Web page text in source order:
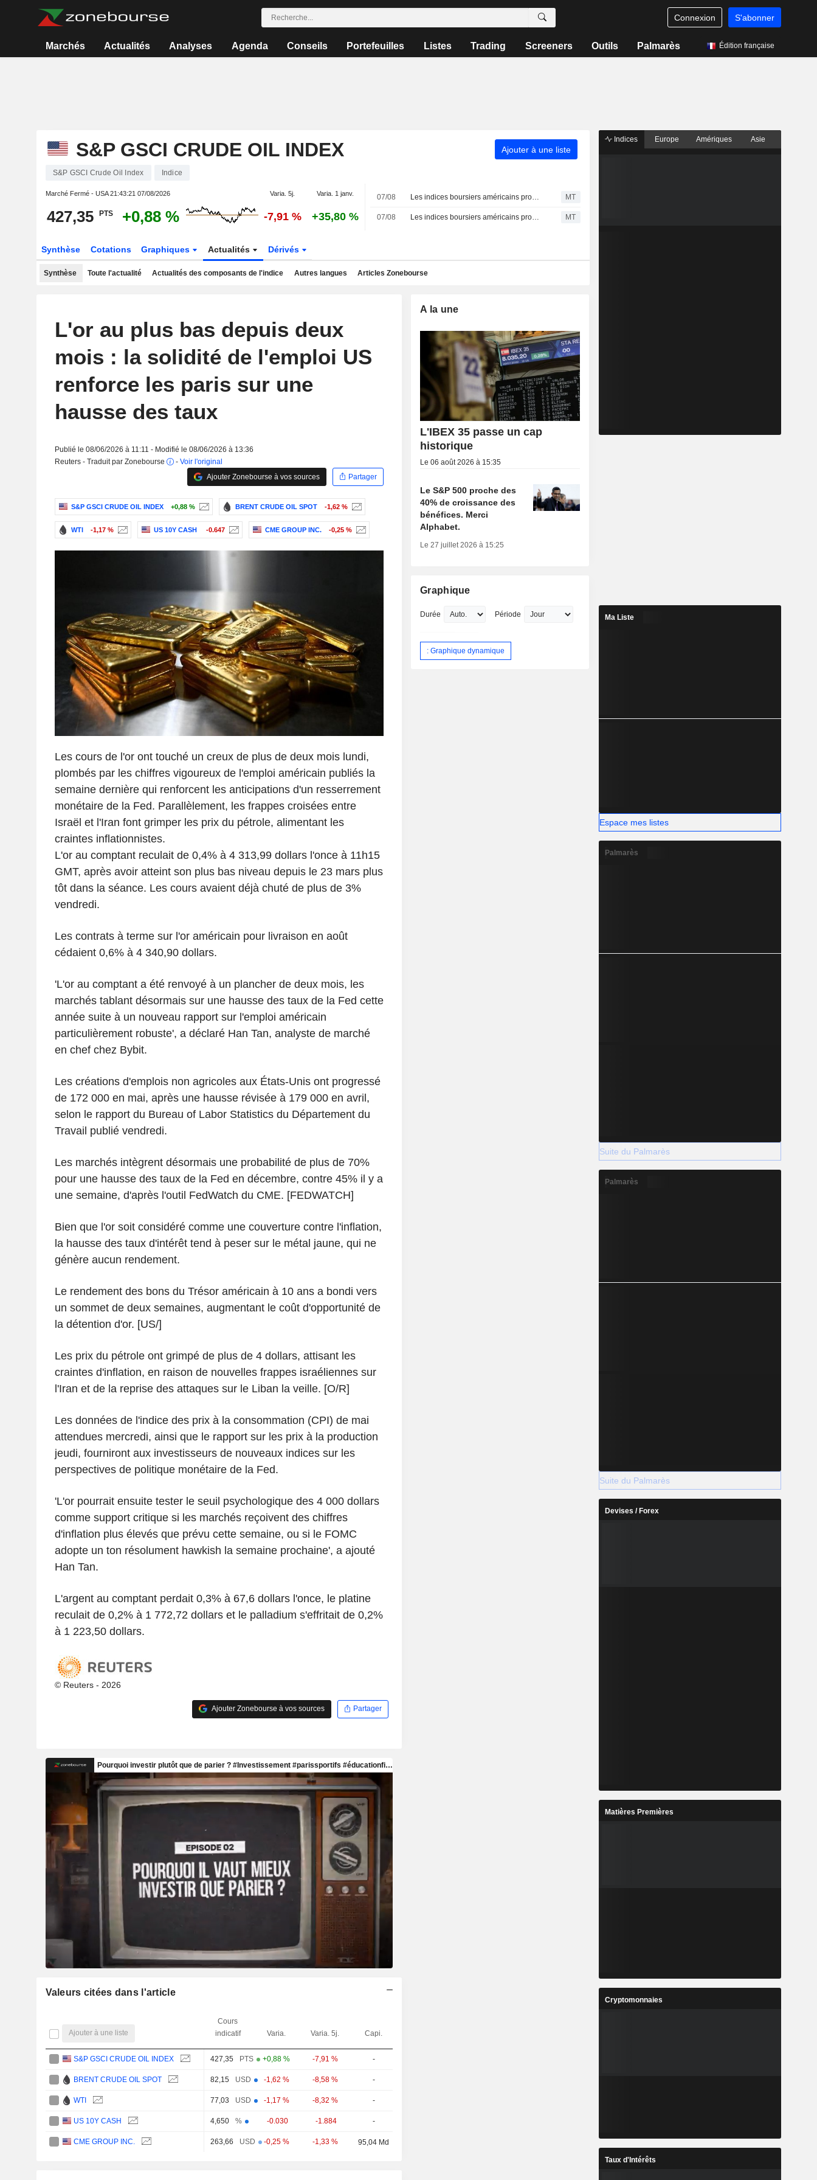
Connexion S'abonner
Marchés Actualités Analyses Agenda Conseils Portefeuilles Listes Trading Screeners Outils Palmarès Édition française
S&P GSCI CRUDE OIL INDEX Ajouter à une liste
S&P GSCI Crude Oil Index Indice
Marché Fermé - USA21:43:21 07/08/2026 Varia. 5j. Varia. 1 janv.
427,35 PTS +0,88 % -7,91 % +35,80 %
07/08 Les indices boursiers américains progressent, les paris sur une pause de la Fed s'accentuent après la baisse inattendue des créations d'emplois non agricoles MT
07/08 Les indices boursiers américains progressent face aux attentes croissantes d'un maintien du statu quo de la Fed après la faiblesse des créations d'emplois MT
Synthèse Cotations Graphiques Actualités Dérivés
Synthèse Toute l'actualité Actualités des composants de l'indice Autres langues Articles Zonebourse
L'or au plus bas depuis deux
mois : la solidité de l'emploi US
renforce les paris sur une
hausse des taux
Publié le 08/06/2026 à 11:11 - Modifié le 08/06/2026 à 13:36
Reuters - Traduit par Zonebourse
- Voir l'original
Ajouter Zonebourse à vos sources
Partager
S&P GSCI CRUDE OIL INDEX +0,88 % BRENT CRUDE OIL SPOT -1,62 %
WTI -1,17 % US 10Y CASH -0.647 CME GROUP INC. -0,25 %
Les cours de l'or ont touché un creux de plus de deux mois lundi,
plombés par les chiffres vigoureux de l'emploi américain publiés la
semaine dernière qui renforcent les anticipations d'un resserrement
monétaire de la Fed. Parallèlement, les frappes croisées entre
Israël et l'Iran font grimper les prix du pétrole, alimentant les
craintes inflationnistes.
L'or au comptant reculait de 0,4% à 4 313,99 dollars l'once à 11h15
GMT, après avoir atteint son plus bas niveau depuis le 23 mars plus
tôt dans la séance. Les cours avaient déjà chuté de plus de 3%
vendredi.
Les contrats à terme sur l'or américain pour livraison en août
cédaient 0,6% à 4 340,90 dollars.
'L'or au comptant a été renvoyé à un plancher de deux mois, les
marchés tablant désormais sur une hausse des taux de la Fed cette
année suite à un nouveau rapport sur l'emploi américain
particulièrement robuste', a déclaré Han Tan, analyste de marché
en chef chez Bybit.
Les créations d'emplois non agricoles aux États-Unis ont progressé
de 172 000 en mai, après une hausse révisée à 179 000 en avril,
selon le rapport du Bureau of Labor Statistics du Département du
Travail publié vendredi.
Les marchés intègrent désormais une probabilité de plus de 70%
pour une hausse des taux de la Fed en décembre, contre 45% il y a
une semaine, d'après l'outil FedWatch du CME. [FEDWATCH]
Bien que l'or soit considéré comme une couverture contre l'inflation,
la hausse des taux d'intérêt tend à peser sur le métal jaune, qui ne
génère aucun rendement.
Le rendement des bons du Trésor américain à 10 ans a bondi vers
un sommet de deux semaines, augmentant le coût d'opportunité de
la détention d'or. [US/]
Les prix du pétrole ont grimpé de plus de 4 dollars, attisant les
craintes d'inflation, en raison de nouvelles frappes israéliennes sur
l'Iran et de la reprise des attaques sur le Liban la veille. [O/R]
Les données de l'indice des prix à la consommation (CPI) de mai
attendues mercredi, ainsi que le rapport sur les prix à la production
jeudi, fourniront aux investisseurs de nouveaux indices sur les
perspectives de politique monétaire de la Fed.
'L'or pourrait ensuite tester le seuil psychologique des 4 000 dollars
comme support critique si les marchés reçoivent des chiffres
d'inflation plus élevés que prévu cette semaine, ou si le FOMC
adopte un ton résolument hawkish la semaine prochaine', a ajouté
Han Tan.
L'argent au comptant perdait 0,3% à 67,6 dollars l'once, le platine
reculait de 0,2% à 1 772,72 dollars et le palladium s'effritait de 0,2%
à 1 223,50 dollars.
© Reuters - 2026
Ajouter Zonebourse à vos sources Partager
Valeurs citées dans l'article
Ajouter à une liste
Cours
indicatif
Varia. Varia. 5j. Capi.
S&P GSCI CRUDE OIL INDEX 427,35 PTS +0,88 % -7,91 % -
BRENT CRUDE OIL SPOT 82,15 USD -1,62 % -8,58 % -
WTI 77,03 USD -1,17 % -8,32 % -
US 10Y CASH 4,650 % -0.030 -1.884 -
CME GROUP INC. 263,66 USD -0,25 % -1,33 % 95,04 Md
A la une
L'IBEX 35 passe un cap
historique
Le 06 août 2026 à 15:35
Le S&P 500 proche des
40% de croissance des
bénéfices. Merci
Alphabet.
Le 27 juillet 2026 à 15:25
Graphique
Durée Période
: Graphique dynamique
Indices Europe Amériques Asie
Ma Liste
Espace mes listes
Palmarès
Suite du Palmarès
Palmarès
Suite du Palmarès
Devises / Forex
Matières Premières
Cryptomonnaies
Taux d'Intérêts